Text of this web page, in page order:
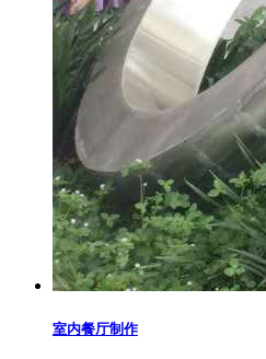
室内餐厅制作